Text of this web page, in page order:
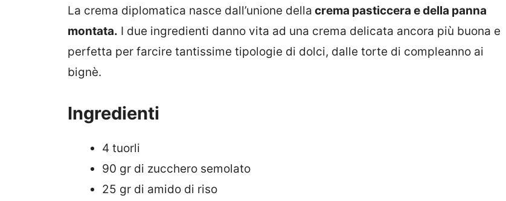
La crema diplomatica nasce dall’unione della crema pasticcera e della panna
montata. I due ingredienti danno vita ad una crema delicata ancora più buona e
perfetta per farcire tantissime tipologie di dolci, dalle torte di compleanno ai
bignè.
Ingredienti
4 tuorli
90 gr di zucchero semolato
25 gr di amido di riso